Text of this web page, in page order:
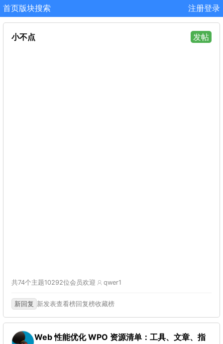
首页版块搜索 注册登录
小不点 发帖
共74个主题10292位会员欢迎 qwer1
新回复 新发表查看榜回复榜收藏榜
Web 性能优化 WPO 资源清单：工具、文章、指